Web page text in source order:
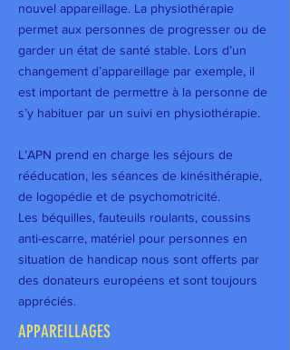
nouvel appareillage. La physiothérapie
permet aux personnes de progresser ou de
garder un état de santé stable. Lors d’un
changement d’appareillage par exemple, il
est important de permettre à la personne de
s’y habituer par un suivi en physiothérapie.
L’APN prend en charge les séjours de
rééducation, les séances de kinésithérapie,
de logopédie et de psychomotricité.
Les béquilles, fauteuils roulants, coussins
anti-escarre, matériel pour personnes en
situation de handicap nous sont offerts par
des donateurs européens et sont toujours
appréciés.
APPAREILLAGES